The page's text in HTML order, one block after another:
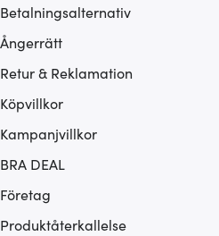
Betalningsalternativ
Ångerrätt
Retur & Reklamation
Köpvillkor
Kampanjvillkor
BRA DEAL
Företag
Produktåterkallelse